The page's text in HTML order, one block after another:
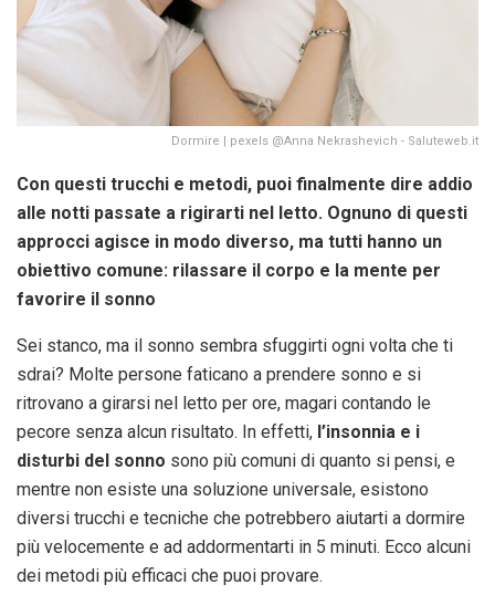
Dormire | pexels @Anna Nekrashevich - Saluteweb.it
Con questi trucchi e metodi, puoi finalmente dire addio
alle notti passate a rigirarti nel letto. Ognuno di questi
approcci agisce in modo diverso, ma tutti hanno un
obiettivo comune: rilassare il corpo e la mente per
favorire il sonno
Sei stanco, ma il sonno sembra sfuggirti ogni volta che ti
sdrai? Molte persone faticano a prendere sonno e si
ritrovano a girarsi nel letto per ore, magari contando le
pecore senza alcun risultato. In effetti, l’insonnia e i
disturbi del sonno sono più comuni di quanto si pensi, e
mentre non esiste una soluzione universale, esistono
diversi trucchi e tecniche che potrebbero aiutarti a dormire
più velocemente e ad addormentarti in 5 minuti. Ecco alcuni
dei metodi più efficaci che puoi provare.